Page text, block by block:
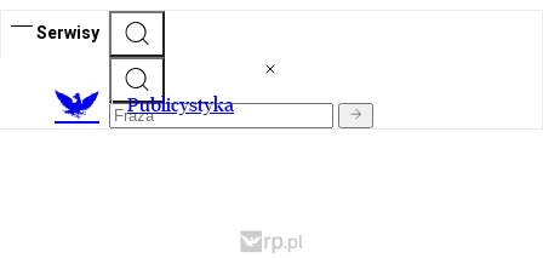
Serwisy
Publicystyka